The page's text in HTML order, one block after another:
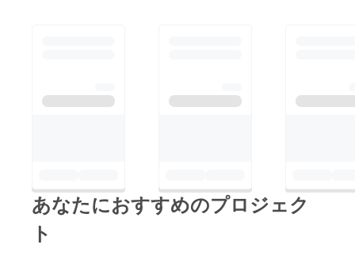
あなたにおすすめのプロジェク
ト